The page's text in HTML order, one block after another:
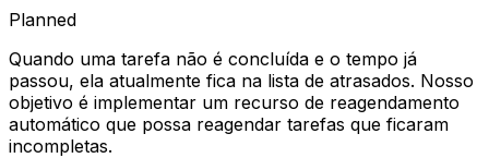
Planned
Quando uma tarefa não é concluída e o tempo já
passou, ela atualmente fica na lista de atrasados. Nosso
objetivo é implementar um recurso de reagendamento
automático que possa reagendar tarefas que ficaram
incompletas.